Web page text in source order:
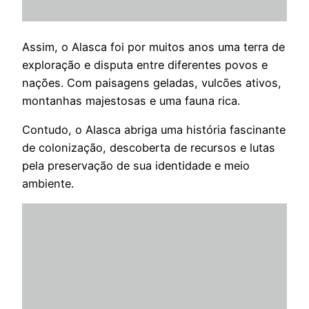
Assim, o Alasca foi por muitos anos uma terra de
exploração e disputa entre diferentes povos e
nações. Com paisagens geladas, vulcões ativos,
montanhas majestosas e uma fauna rica.
Contudo, o Alasca abriga uma história fascinante
de colonização, descoberta de recursos e lutas
pela preservação de sua identidade e meio
ambiente.